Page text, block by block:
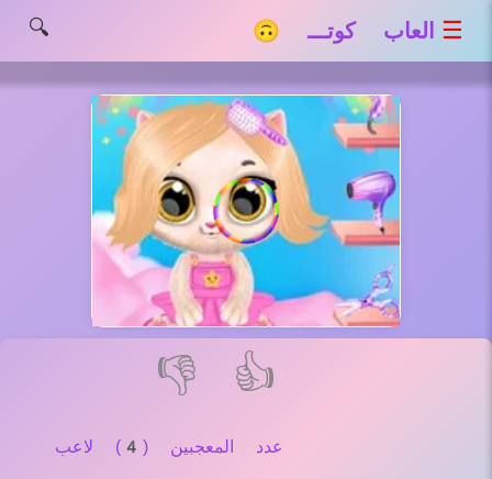
☰ العاب كوتـــ 🙃 🔍
👍
👎
عدد المعجبين (4) لاعب